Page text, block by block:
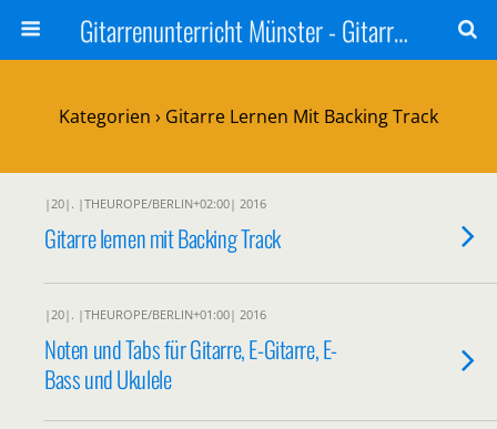
Gitarrenunterricht Münster - Gitarre lernen - Gitarrenschule Motet
Kategorien › Gitarre Lernen Mit Backing Track
|20|. |THEUROPE/BERLIN+02:00| 2016
Gitarre lernen mit Backing Track
|20|. |THEUROPE/BERLIN+01:00| 2016
Noten und Tabs für Gitarre, E-Gitarre, E-
Bass und Ukulele